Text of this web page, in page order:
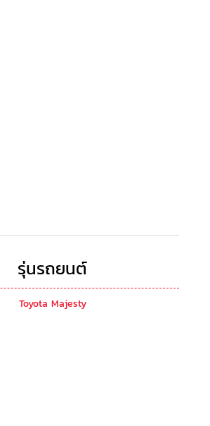
รุ่นรถยนต์
Toyota Majesty